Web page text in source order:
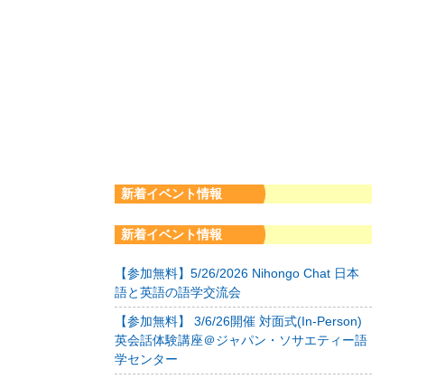
新着イベント情報
新着イベント情報
【参加無料】5/26/2026 Nihongo Chat 日本
語と英語の語学交流会
【参加無料】 3/6/26開催 対面式(In-Person)
英会話体験講座＠ジャパン・ソサエティー語
学センター